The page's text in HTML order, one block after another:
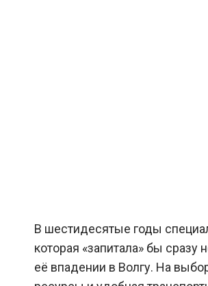
В шестидесятые годы
которая «запитала» бы
её впадении в Волгу. На